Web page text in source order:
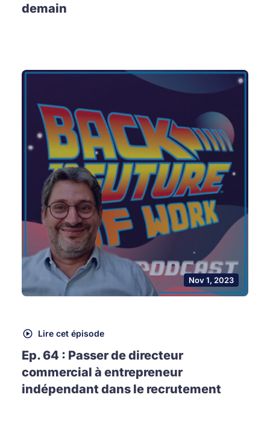
demain
Nov 1, 2023
Lire cet épisode
Ep. 64 : Passer de directeur
commercial à entrepreneur
indépendant dans le recrutement